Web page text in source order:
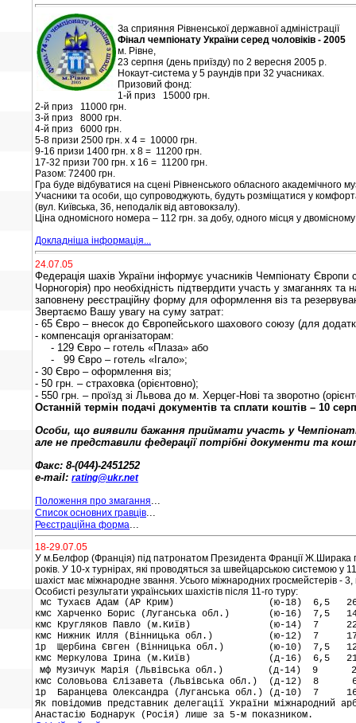
За сприяння Рівненської державної адміністрації
Фінал чемпіонату України серед чоловіків - 2005
м. Рівне,
23 серпня (день приїзду) по 2 вересня 2005 р.
Нокаут-система у 5 раундів при 32 учасниках.
Призовий фонд:
1-й приз 15000 грн.
2-й приз 11000 грн.
3-й приз 8000 грн.
4-й приз 6000 грн.
5-8 призи 2500 грн. х 4 = 10000 грн.
9-16 призи 1400 грн. х 8 = 11200 грн.
17-32 призи 700 грн. х 16 = 11200 грн.
Разом: 72400 грн.
Гра буде відбуватися на сцені Рівненського обласного
Учасники та особи, що супроводжують, будуть розміщатися у
(вул. Київська, 36, неподалік від автовокзалу).
Ціна одномісного номера – 112 грн. за добу, одного місця у
Докладніша інформація...
24.07.05
Федерація шахів України інформує учасників Чемпіонату
Чорногорія) про необхідність підтвердити участь у змаганнях
заповнену реєстраційну форму для оформлення віз та
Звертаємо Вашу увагу на суму затрат:
- 65 Євро – внесок до Європейського шахового союзу (для
- компенсація організаторам:
- 129 Євро – готель «Плаза» або
- 99 Євро – готель «Ігало»;
- 30 Євро – оформлення віз;
- 50 грн. – страховка (орієнтовно);
- 550 грн. – проїзд зі Львова до м. Херцег-Нові та зворотно
Останній термін подачі документів та сплати коштів – 10
Особи, що виявили бажання приймати участь у
але не представили федерації потрібні документи та
Факс: 8-(044)-2451252
e-mail: rating@ukr.net
Положення про змагання...
Список основних гравців...
Реєстраційна форма...
18-29.07.05
У м.Белфор (Франція) під патронатом Президента Франції Ж.Ширака
років. У 10-х турнірах, які проводяться за швейцарською системою у
шахіст має міжнародне звання. Усього міжнародних гросмейстерів -
Особисті результати українських шахістів після 11-го туру:
мс Тухаєв Адам (АР Крим) (ю-18) 6,5
кмс Харченко Борис (Луганська обл.) (ю-16) 7,5
кмс Кругляков Павло (м.Київ) (ю-14) 7
кмс Нижник Илля (Вінницька обл.) (ю-12) 7
1р Щербина Євген (Вінницька обл.) (ю-10) 7,5
кмс Меркулова Ірина (м.Київ) (д-16) 6,5
мф Музичук Марія (Львівська обл.) (д-14) 9 2
кмс Соловьова Єлізавета (Львівська обл.) (д-12) 8
1р Баранцева Олександра (Луганська обл.) (д-10) 7
Як повідомив представник делегації України міжнародний
Анастасію Боднарук (Росія) лише за 5-м показником.